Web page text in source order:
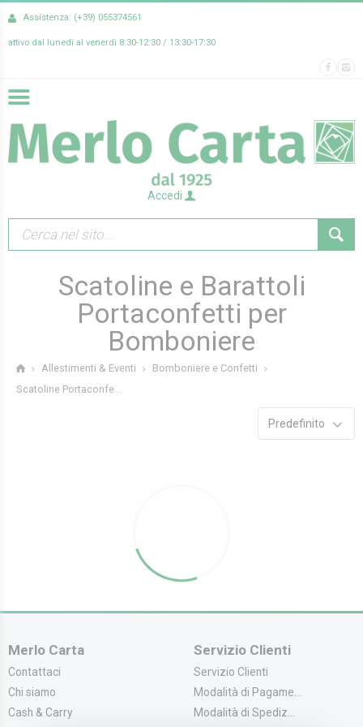
Assistenza: (+39) 055374561
attivo dal lunedì al venerdì 8:30-12:30 / 13:30-17:30
Accedi
Scatoline e Barattoli
Portaconfetti per
Bomboniere
Allestimenti & Eventi
Bomboniere e Confetti
Scatoline Portaconfe...
Predefinito
Merlo Carta
Contattaci
Chi siamo
Cash & Carry
Servizio Clienti
Servizio Clienti
Modalità di Pagame...
Modalità di Spediz...